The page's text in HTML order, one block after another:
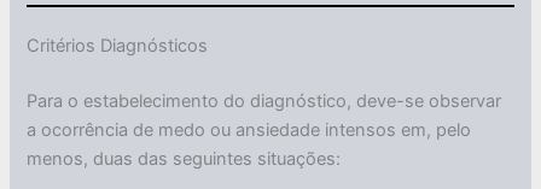
Critérios Diagnósticos
Para o estabelecimento do diagnóstico, deve-se observar
a ocorrência de medo ou ansiedade intensos em, pelo
menos, duas das seguintes situações: